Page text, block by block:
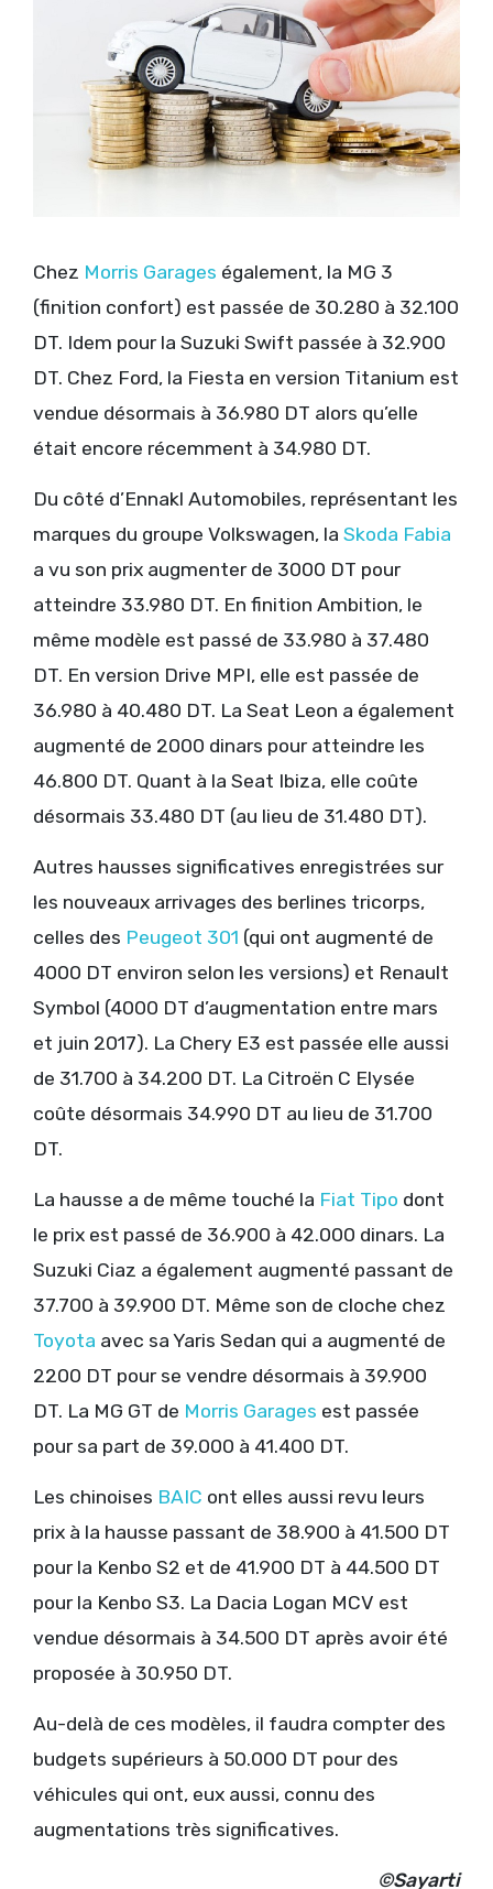
Chez Morris Garages également, la MG 3
(finition confort) est passée de 30.280 à 32.100
DT. Idem pour la Suzuki Swift passée à 32.900
DT. Chez Ford, la Fiesta en version Titanium est
vendue désormais à 36.980 DT alors qu’elle
était encore récemment à 34.980 DT.
Du côté d’Ennakl Automobiles, représentant les
marques du groupe Volkswagen, la Skoda Fabia
a vu son prix augmenter de 3000 DT pour
atteindre 33.980 DT. En finition Ambition, le
même modèle est passé de 33.980 à 37.480
DT. En version Drive MPI, elle est passée de
36.980 à 40.480 DT. La Seat Leon a également
augmenté de 2000 dinars pour atteindre les
46.800 DT. Quant à la Seat Ibiza, elle coûte
désormais 33.480 DT (au lieu de 31.480 DT).
Autres hausses significatives enregistrées sur
les nouveaux arrivages des berlines tricorps,
celles des Peugeot 301 (qui ont augmenté de
4000 DT environ selon les versions) et Renault
Symbol (4000 DT d’augmentation entre mars
et juin 2017). La Chery E3 est passée elle aussi
de 31.700 à 34.200 DT. La Citroën C Elysée
coûte désormais 34.990 DT au lieu de 31.700
DT.
La hausse a de même touché la Fiat Tipo dont
le prix est passé de 36.900 à 42.000 dinars. La
Suzuki Ciaz a également augmenté passant de
37.700 à 39.900 DT. Même son de cloche chez
Toyota avec sa Yaris Sedan qui a augmenté de
2200 DT pour se vendre désormais à 39.900
DT. La MG GT de Morris Garages est passée
pour sa part de 39.000 à 41.400 DT.
Les chinoises BAIC ont elles aussi revu leurs
prix à la hausse passant de 38.900 à 41.500 DT
pour la Kenbo S2 et de 41.900 DT à 44.500 DT
pour la Kenbo S3. La Dacia Logan MCV est
vendue désormais à 34.500 DT après avoir été
proposée à 30.950 DT.
Au-delà de ces modèles, il faudra compter des
budgets supérieurs à 50.000 DT pour des
véhicules qui ont, eux aussi, connu des
augmentations très significatives.
©Sayarti